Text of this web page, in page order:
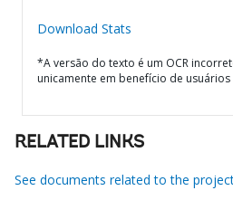
Download Stats
*A versão do texto é um OCR
unicamente em benefício de
RELATED LINKS
See documents related to the